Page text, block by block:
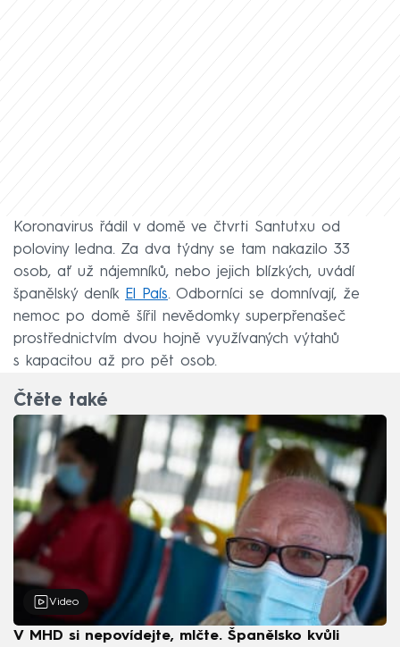
Koronavirus řádil v domě ve čtvrti Santutxu od
poloviny ledna. Za dva týdny se tam nakazilo 33
osob, ať už nájemníků, nebo jejich blízkých, uvádí
španělský deník El País. Odborníci se domnívají, že
nemoc po domě šířil nevědomky superpřenašeč
prostřednictvím dvou hojně využívaných výtahů
s kapacitou až pro pět osob.
Čtěte také
Video
V MHD si nepovídejte, mlčte. Španělsko kvůli